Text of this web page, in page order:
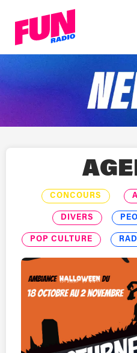
CONCOURS
DIVERS
POP CULTURE